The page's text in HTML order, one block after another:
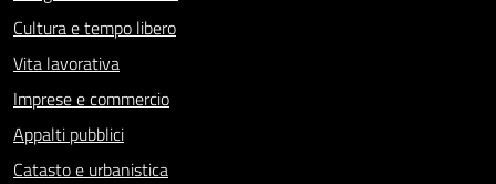
Cultura e tempo libero
Vita lavorativa
Imprese e commercio
Appalti pubblici
Catasto e urbanistica